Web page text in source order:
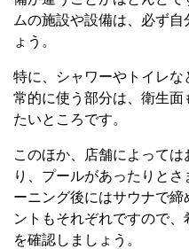
ムの施設や設備は、必ず
ょう。
特に、シャワーやトイレな
常的に使う部分は、衛生面
たいところです。
このほか、店舗によって
り、プールがあったりと
ーニング後にはサウナで
ントもそれぞれですので
を確認しましょう。